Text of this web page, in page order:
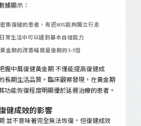
據顯示：
集復健的患者，有近80%能夠獨立行走
常生活中可以達到基本自理能力
金期的改善幅度是後期的3-5倍
握中風復健黃金期 不僅能提高復健成
長期生活品質。臨床觀察發現，在黃金期
功能恢復程度明顯優於延遲治療的患者。
健成效的影響
並不意味著完全無法恢復，但復健成效